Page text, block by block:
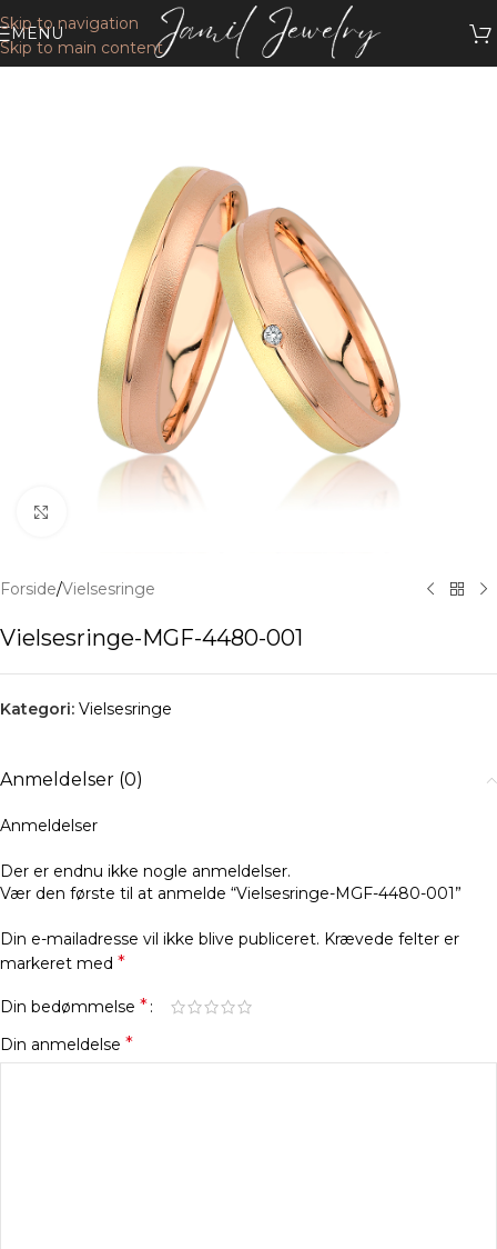
Skip to navigation
Skip to main content
MENU
Forside/Vielsesringe
Vielsesringe-MGF-4480-001
Kategori: Vielsesringe
Anmeldelser (0)
Anmeldelser
Der er endnu ikke nogle anmeldelser.
Vær den første til at anmelde “Vielsesringe-MGF-4480-001”
Din e-mailadresse vil ikke blive publiceret. Krævede felter er
markeret med *
Din bedømmelse *
Din anmeldelse *